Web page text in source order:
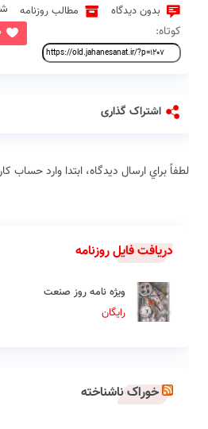
بدون دیدگاه مطالب روزنامه
0
کوتاه:
اشتراک گذاری
لطفاً براي ارسال دیدگاه، ابتدا وارد حساب
دریافت فایل روزنامه
ویژه نامه روز صنعت
رایگان
خوراک ناشناخته